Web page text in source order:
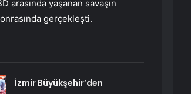
arasında yaşanan savaşın
gerçekleşti.
İzmir Büyükşehir’den